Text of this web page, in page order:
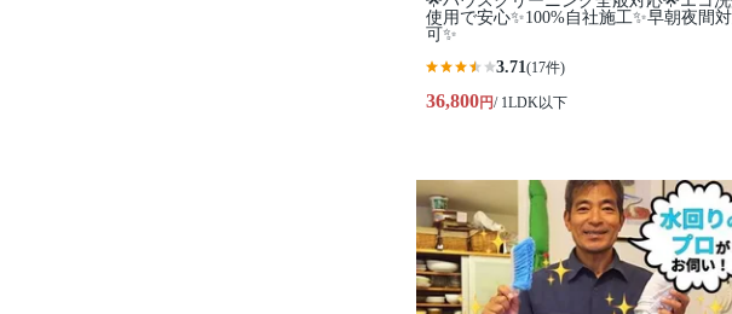
使用で安心✨100%自社施工✨早朝夜間
可✨
3.71(17件)
36,800円/ 1LDK以下